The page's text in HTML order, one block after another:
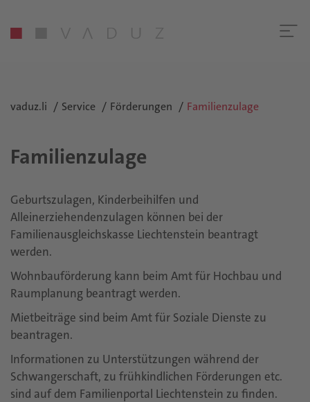
vaduz.li Service Förderungen Familienzulage
Familienzulage
Geburtszulagen, Kinderbeihilfen und
Alleinerziehendenzulagen können bei der
Familienausgleichskasse Liechtenstein beantragt
werden.
Wohnbauförderung kann beim Amt für Hochbau und
Raumplanung beantragt werden.
Mietbeiträge sind beim Amt für Soziale Dienste zu
beantragen.
Informationen zu Unterstützungen während der
Schwangerschaft, zu frühkindlichen Förderungen etc.
sind auf dem Familienportal Liechtenstein zu finden.